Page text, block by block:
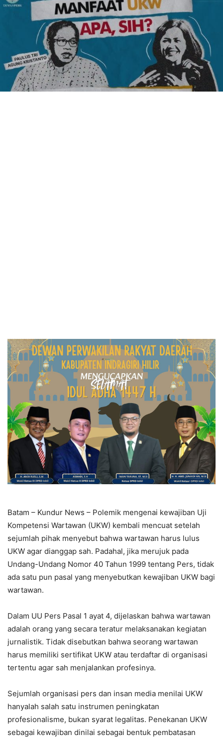
Batam – Kundur News – Polemik mengenai kewajiban Uji
Kompetensi Wartawan (UKW) kembali mencuat setelah
sejumlah pihak menyebut bahwa wartawan harus lulus
UKW agar dianggap sah. Padahal, jika merujuk pada
Undang-Undang Nomor 40 Tahun 1999 tentang Pers, tidak
ada satu pun pasal yang menyebutkan kewajiban UKW bagi
wartawan.
Dalam UU Pers Pasal 1 ayat 4, dijelaskan bahwa wartawan
adalah orang yang secara teratur melaksanakan kegiatan
jurnalistik. Tidak disebutkan bahwa seorang wartawan
harus memiliki sertifikat UKW atau terdaftar di organisasi
tertentu agar sah menjalankan profesinya.
Sejumlah organisasi pers dan insan media menilai UKW
hanyalah salah satu instrumen peningkatan
profesionalisme, bukan syarat legalitas. Penekanan UKW
sebagai kewajiban dinilai sebagai bentuk pembatasan